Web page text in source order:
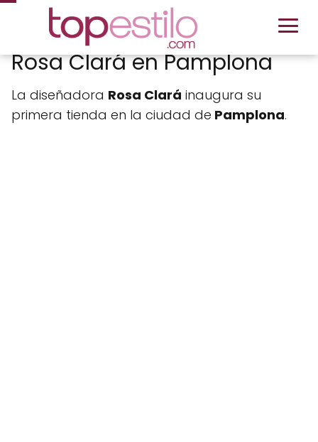
Rosa Clará en Pamplona
La diseñadora Rosa Clará inaugura su
primera tienda en la ciudad de Pamplona.